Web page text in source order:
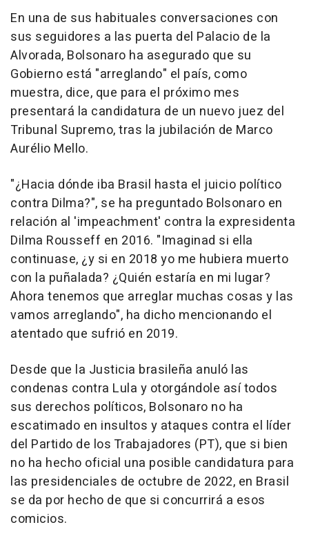
En una de sus habituales conversaciones con
sus seguidores a las puerta del Palacio de la
Alvorada, Bolsonaro ha asegurado que su
Gobierno está "arreglando" el país, como
muestra, dice, que para el próximo mes
presentará la candidatura de un nuevo juez del
Tribunal Supremo, tras la jubilación de Marco
Aurélio Mello.
"¿Hacia dónde iba Brasil hasta el juicio político
contra Dilma?", se ha preguntado Bolsonaro en
relación al 'impeachment' contra la expresidenta
Dilma Rousseff en 2016. "Imaginad si ella
continuase, ¿y si en 2018 yo me hubiera muerto
con la puñalada? ¿Quién estaría en mi lugar?
Ahora tenemos que arreglar muchas cosas y las
vamos arreglando", ha dicho mencionando el
atentado que sufrió en 2019.
Desde que la Justicia brasileña anuló las
condenas contra Lula y otorgándole así todos
sus derechos políticos, Bolsonaro no ha
escatimado en insultos y ataques contra el líder
del Partido de los Trabajadores (PT), que si bien
no ha hecho oficial una posible candidatura para
las presidenciales de octubre de 2022, en Brasil
se da por hecho de que si concurrirá a esos
comicios.